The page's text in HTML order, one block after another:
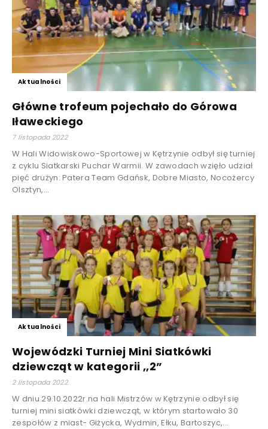
Aktualności
Główne trofeum pojechało do Górowa
Iławeckiego
7 listopada 2022
W Hali Widowiskowo-Sportowej w Kętrzynie odbył się turniej
z cyklu Siatkarski Puchar Warmii. W zawodach wzięło udział
pięć drużyn: Patera Team Gdańsk, Dobre Miasto, Nocożercy
Olsztyn,...
Aktualności
Wojewódzki Turniej Mini Siatkówki
dziewcząt w kategorii ,,2”
2 listopada 2022
W dniu 29.10.2022r.na hali Mistrzów w Kętrzynie odbył się
turniej mini siatkówki dziewcząt, w którym startowało 30
zespołów z miast- Giżycka, Wydmin, Ełku, Bartoszyc,...